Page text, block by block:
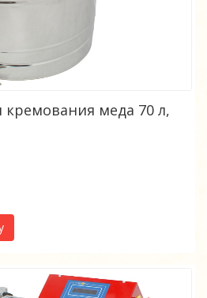
меда 70 л,